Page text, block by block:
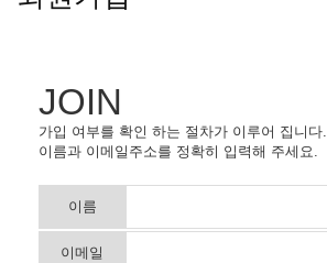
JOIN
가입 여부를 확인 하는 절차가 이루어 집니다.
이름과 이메일주소를 정확히 입력해 주세요.
이름
이메일